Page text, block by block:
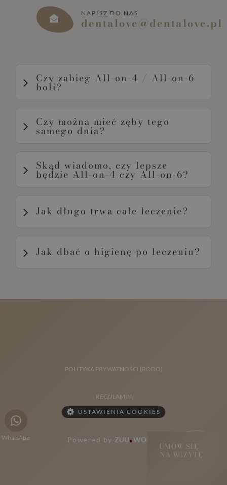
NAPISZ DO NAS
dentalove@dentalove.pl
Czy zabieg All-on-4 / All-on-6
boli?
Sam zabieg odbywa się w znieczuleniu, więc w
jego trakcie pacjent nie powinien odczuwać bólu.
dolegliwości zawsze zależy od przypadku i
dlatego najważniejsza jest wcześniejsza
Czy można mieć zęby tego
samego dnia?
Tak, w 90% przypadków się to udaje. Decydują o
tym warunki kostne oraz śródzabiegowa
Skąd wiadomo, czy lepsze
będzie All-on-4 czy All-on-6?
Jak długo trwa całe leczenie?
Sam zabieg to tylko jeden z etapów. Cały proces
obejmuje konsultację, plan leczenia, implantację,
Jak dbać o higienę po leczeniu?
POLITYKA PRYWATNOŚCI (RODO)
REGULAMIN
USTAWIENIA COOKIES
Powered by ZUU WORKS
UMÓW SIĘ
NA WIZYTĘ
WhatsApp